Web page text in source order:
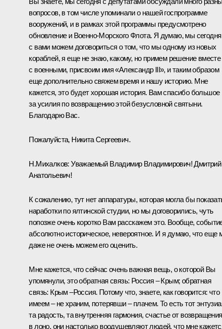
вопросов, в том числе упоминали о нашей госпрограмме
вооружений, и в рамках этой программы предусмотрено
обновление и Военно-Морского Флота. Я думаю, мы сегодня
с вами можем договориться о том, что мы одному из новых
кораблей, я еще не знаю, какому, но примем решение вместе
с военными, присвоим имя «Александр III», и таким образом
еще дополнительно свяжем время и нашу историю. Мне
кажется, это будет хорошая история. Вам спасибо большое
за усилия по возвращению этой безусловной святыни.
Благодарю Вас.
Пожалуйста, Никита Сергеевич.
Н.Михалков:Уважаемый Владимир Владимирович! Дмитрий
Анатольевич!
К сожалению, тут нет аппаратуры, которая могла бы
наработки по ялтинской студии, но мы договорились, чуть
попозже очень коротко Вам расскажем это. Вообще,
абсолютно историческое, невероятное. И я думаю, что еще
даже не очень можем его оценить.
Мне кажется, что сейчас очень важная вещь, о которой Вы
упомянули, это обратная связь: Россия – Крым; обратная
связь: Крым –Россия. Потому что, знаете, как говорится: что
имеем – не храним, потерявши – плачем. То есть тот
та радость, та внутренняя гармония, счастье от возвращения
в лоно, они настолько воодушевляют людей, что мне